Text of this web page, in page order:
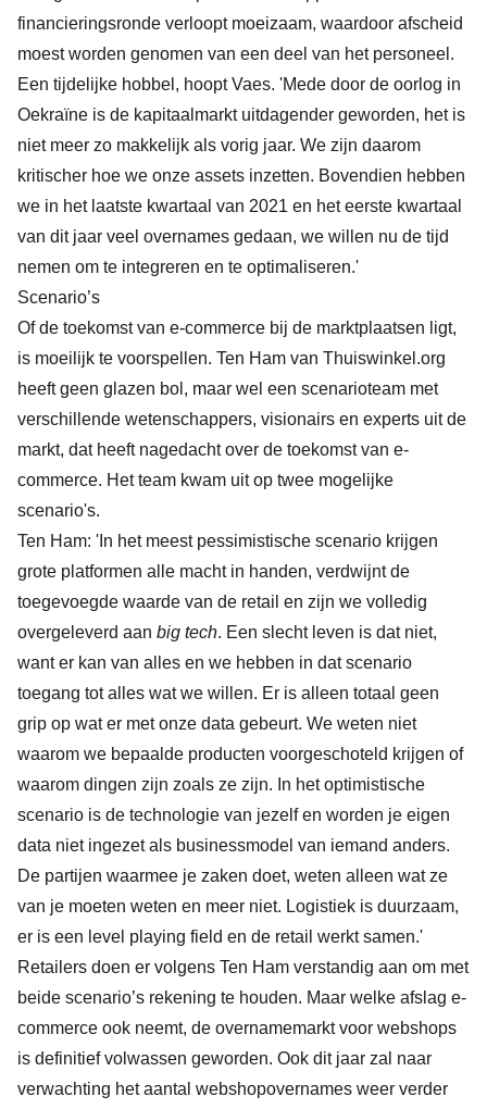
financieringsronde verloopt moeizaam, waardoor afscheid
moest worden genomen van een deel van het personeel.
Een tijdelijke hobbel, hoopt Vaes. 'Mede door de oorlog in
Oekraïne is de kapitaalmarkt uitdagender geworden, het is
niet meer zo makkelijk als vorig jaar. We zijn daarom
kritischer hoe we onze assets inzetten. Bovendien hebben
we in het laatste kwartaal van 2021 en het eerste kwartaal
van dit jaar veel overnames gedaan, we willen nu de tijd
nemen om te integreren en te optimaliseren.'
Scenario’s
Of de toekomst van e-commerce bij de marktplaatsen ligt,
is moeilijk te voorspellen. Ten Ham van Thuiswinkel.org
heeft geen glazen bol, maar wel een scenarioteam met
verschillende wetenschappers, visionairs en experts uit de
markt, dat heeft nagedacht over de toekomst van e-
commerce. Het team kwam uit op twee mogelijke
scenario's.
Ten Ham: 'In het meest pessimistische scenario krijgen
grote platformen alle macht in handen, verdwijnt de
toegevoegde waarde van de retail en zijn we volledig
overgeleverd aan big tech. Een slecht leven is dat niet,
want er kan van alles en we hebben in dat scenario
toegang tot alles wat we willen. Er is alleen totaal geen
grip op wat er met onze data gebeurt. We weten niet
waarom we bepaalde producten voorgeschoteld krijgen of
waarom dingen zijn zoals ze zijn. In het optimistische
scenario is de technologie van jezelf en worden je eigen
data niet ingezet als businessmodel van iemand anders.
De partijen waarmee je zaken doet, weten alleen wat ze
van je moeten weten en meer niet. Logistiek is duurzaam,
er is een level playing field en de retail werkt samen.'
Retailers doen er volgens Ten Ham verstandig aan om met
beide scenario’s rekening te houden. Maar welke afslag e-
commerce ook neemt, de overnamemarkt voor webshops
is definitief volwassen geworden. Ook dit jaar zal naar
verwachting het aantal webshopovernames weer verder